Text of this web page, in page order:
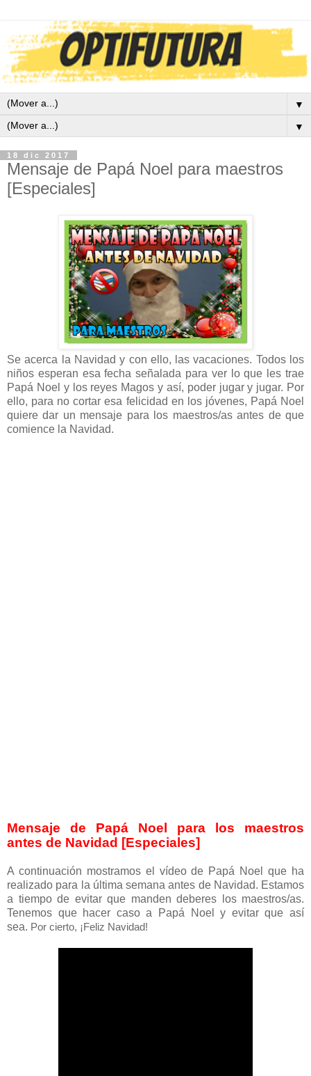
▼
▼
18 dic 2017
Mensaje de Papá Noel para maestros
[Especiales]
Se acerca la Navidad y con ello, las vacaciones. Todos los
niños esperan esa fecha señalada para ver lo que les trae
Papá Noel y los reyes Magos y así, poder jugar y jugar. Por
ello, para no cortar esa felicidad en los jóvenes, Papá Noel
quiere dar un mensaje para los maestros/as antes de que
comience la Navidad.
Mensaje de Papá Noel para los maestros
antes de Navidad [Especiales]
A continuación mostramos el vídeo de Papá Noel que ha
realizado para la última semana antes de Navidad. Estamos
a tiempo de evitar que manden deberes los maestros/as.
Tenemos que hacer caso a Papá Noel y evitar que así
sea. Por cierto, ¡Feliz Navidad!